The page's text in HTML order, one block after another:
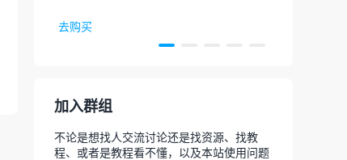
去购买
加入群组
不论是想找人交流讨论还是找资源、找教
程、或者是教程看不懂，以及本站使用问题